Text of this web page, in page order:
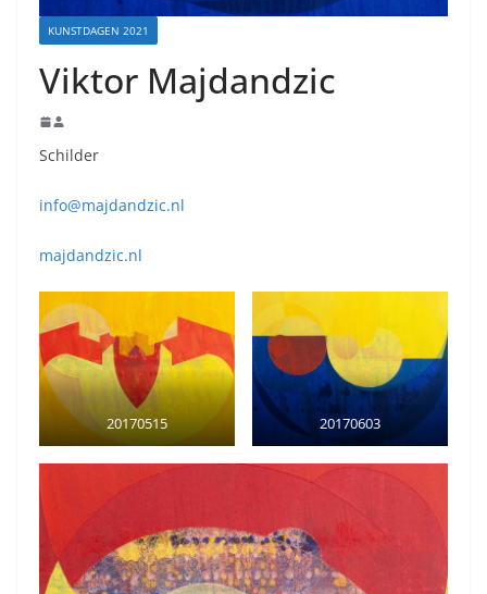
KUNSTDAGEN 2021
Viktor Majdandzic
Schilder
info@majdandzic.nl
majdandzic.nl
20170515 20170603